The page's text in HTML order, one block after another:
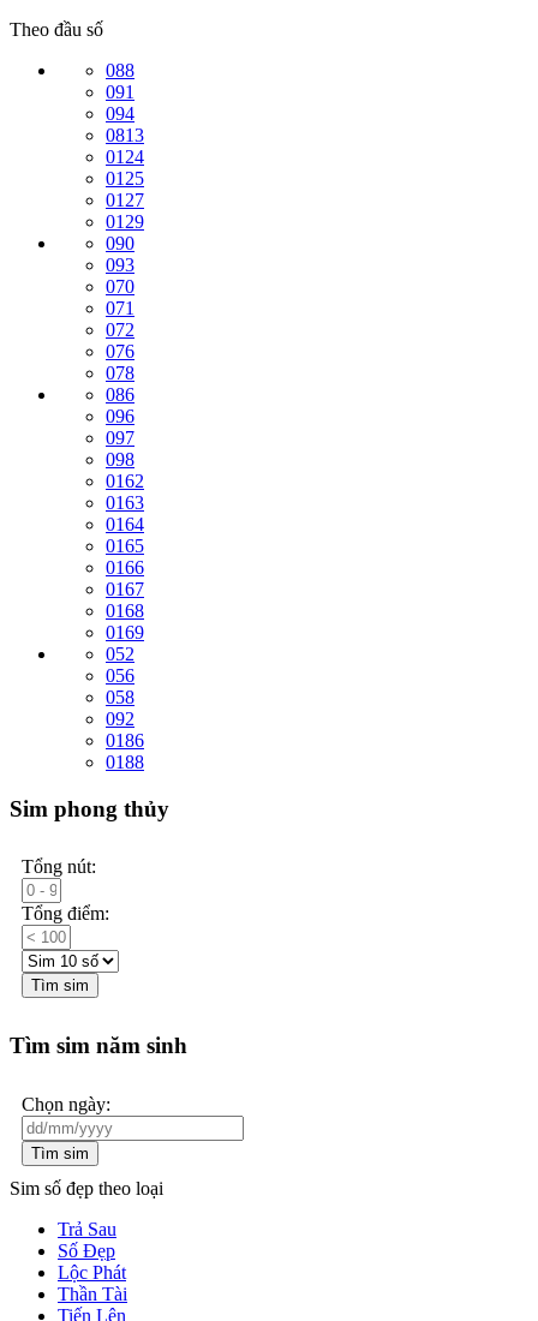
Theo đầu số
088
091
094
0813
0124
0125
0127
0129
090
093
070
071
072
076
078
086
096
097
098
0162
0163
0164
0165
0166
0167
0168
0169
052
056
058
092
0186
0188
Sim phong thủy
Tổng nút:
Tổng điểm:
Tìm sim
Tìm sim năm sinh
Chọn ngày:
Tìm sim
Sim số đẹp theo loại
Trả Sau
Số Đẹp
Lộc Phát
Thần Tài
Tiến Lên